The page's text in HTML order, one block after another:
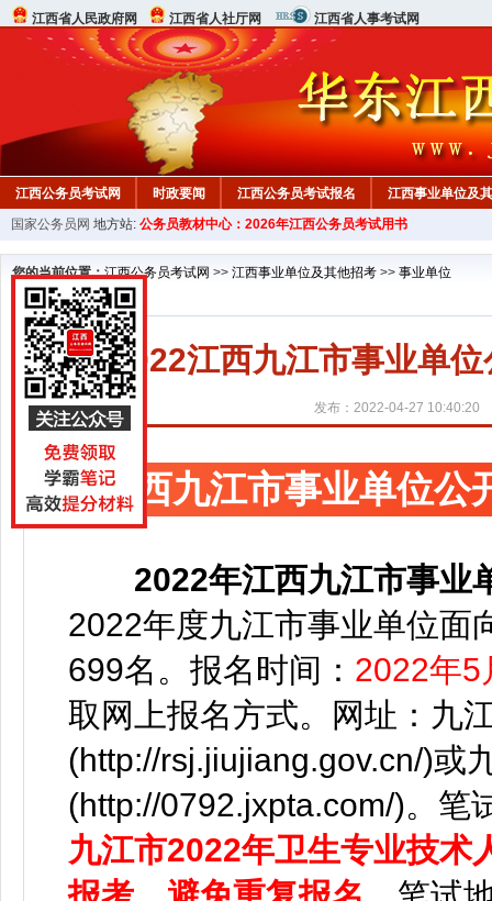
江西省人民政府网 江西省人社厅网 江西省人事考试网
江西公务员考试网 时政要闻 江西公务员考试报名 江西事业单位及
行测真题 在线咨询 教材中心
国家公务员网 地方站: 公务员教材中心：2026年江西公务员考试用书
您的当前位置：江西公务员考试网 >> 江西事业单位及其他招考 >> 事业单位
2022江西九江市事业单
发布：2022-04-27 10:40:20
江西九江市事业单位公
2022年江西九江市事业
2022年度九江市事业单位面
699名。 报名时间： 2022年5
取网上报名方式。网址：九
(http://rsj.jiujiang.gov.cn/)或
(http://0792.jxpta.com/)。 笔
九江市2022年卫生专业技术